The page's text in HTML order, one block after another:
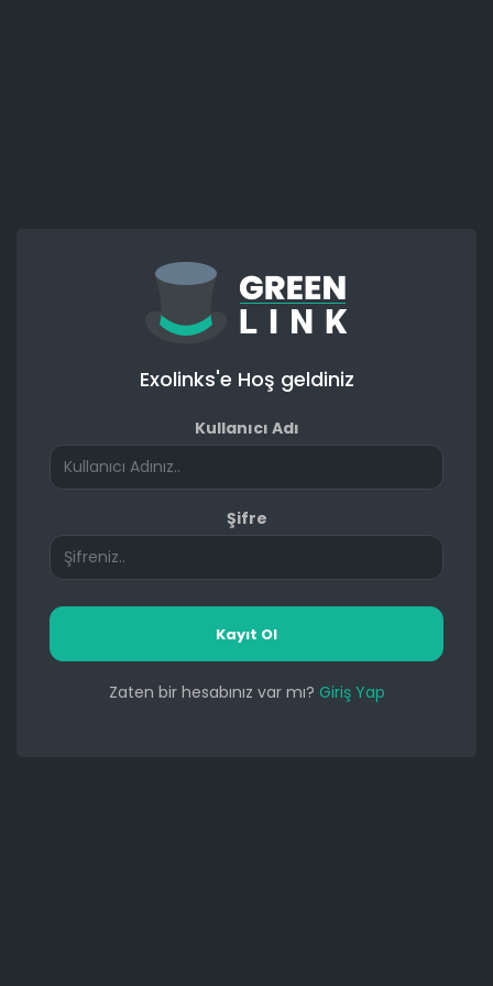
Exolinks'e Hoş geldiniz
Kullanıcı Adı
Şifre
Kayıt Ol
Zaten bir hesabınız var mı? Giriş Yap